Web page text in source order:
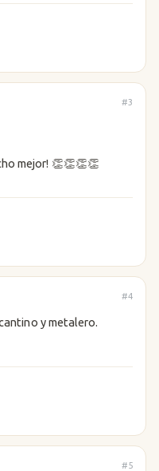
#3
mejor! 👏👏👏👏
#4
y metalero.
#5